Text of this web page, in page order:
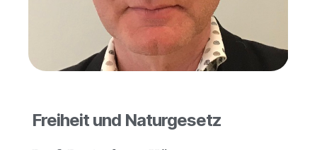
Freiheit und Naturgesetz